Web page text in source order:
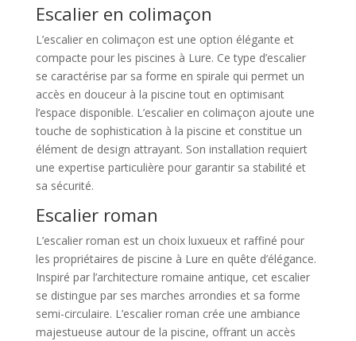
Escalier en colimaçon
L’escalier en colimaçon est une option élégante et
compacte pour les piscines à Lure. Ce type d’escalier
se caractérise par sa forme en spirale qui permet un
accès en douceur à la piscine tout en optimisant
l’espace disponible. L’escalier en colimaçon ajoute une
touche de sophistication à la piscine et constitue un
élément de design attrayant. Son installation requiert
une expertise particulière pour garantir sa stabilité et
sa sécurité.
Escalier roman
L’escalier roman est un choix luxueux et raffiné pour
les propriétaires de piscine à Lure en quête d’élégance.
Inspiré par l’architecture romaine antique, cet escalier
se distingue par ses marches arrondies et sa forme
semi-circulaire. L’escalier roman crée une ambiance
majestueuse autour de la piscine, offrant un accès